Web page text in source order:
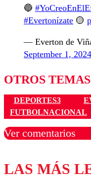
🔵
#Evertonízate 🟡
— Everton de
September 1, 2024
OTROS
DEPORTES3
FUTBOLNACIONAL
Ver comentarios
Los comentarios
LAS MÁS